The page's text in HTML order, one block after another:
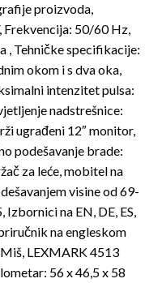
proizvoda,
Frekvencija: 50/60 Hz,
, Tehničke specifikacije:
okom i s dva oka,
intenzitet pulsa:
nadstrešnice:
ugrađeni 12″ monitor,
podešavanje brade:
za leće, mobitel na
visine od 69-
na EN, DE, ES,
na engleskom
LEXMARK 4513
56 x 46,5 x 58